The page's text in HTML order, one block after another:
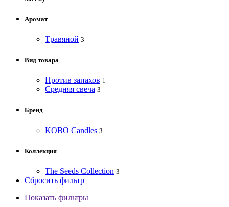
Аромат
Tравяной 3
Вид товара
Против запахов 1
Средняя свеча 3
Бренд
KOBO Candles 3
Коллекция
The Seeds Collection 3
Сбросить фильтр
Показать фильтры